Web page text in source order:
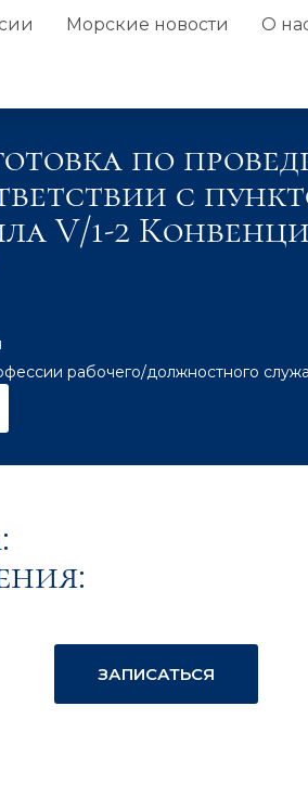
Морские новости О
по
с
V/1-2
рабочего/должностного
ЗАПИСАТЬСЯ